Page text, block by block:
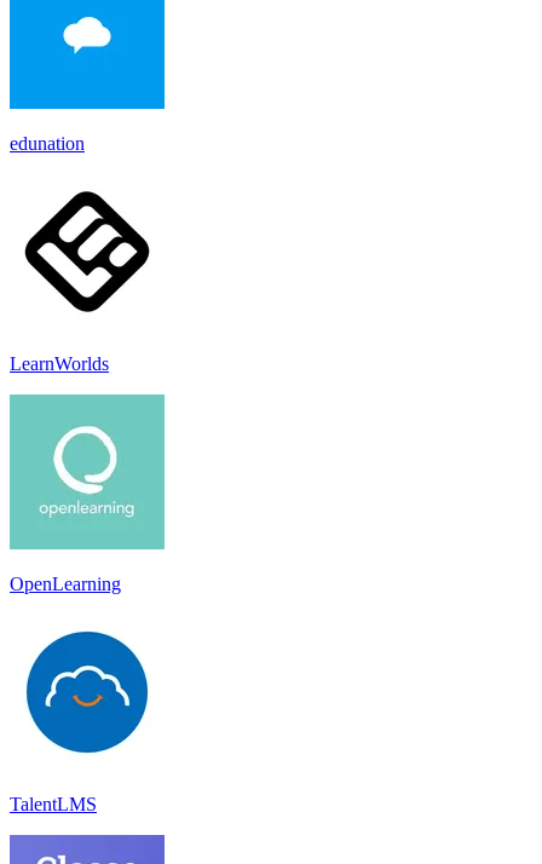
edunation
LearnWorlds
OpenLearning
TalentLMS